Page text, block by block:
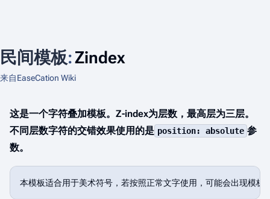
民间模板:Zindex
来自EaseCation Wiki
这是一个字符叠加模板。 Z-index为层数，最高层为三层。
不同层数字符的交错效果使用的是 position: absolute 参
数。